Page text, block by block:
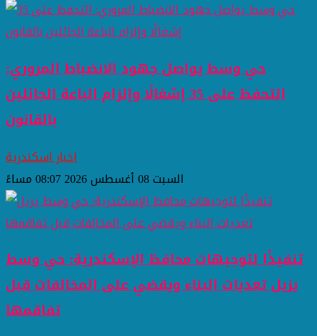
حي وسط يواصل جهود الانضباط المروري:
التحفظ على 35 إشغالًا وإلزام الباعة الجائلين
بالقانون
اخبار اسكندرية
السبت 08 أغسطس 2026 08:07 مساءً
تنفيذًا لتوجيهات محافظ الإسكندرية: حي وسط
يزيل تعديات البناء ويقضي على المخالفات قبل
تفاقمها